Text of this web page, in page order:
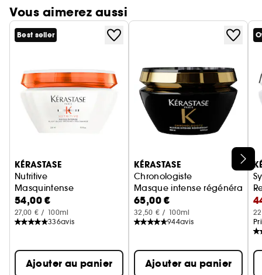
Vous aimerez aussi
Ignorer le carrousel produits
Best seller
KÉRASTASE
Nutritive
Masquintense
54,00 €
27,00 € / 100ml
336avis
Ajouter au panier
KÉRASTASE
Chronologiste
Masque intense régénérant
65,00 €
32,50 € / 100ml
944avis
Ajouter au panier